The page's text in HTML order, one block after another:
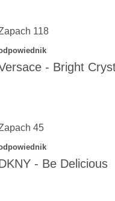
118
- Bright
45
- Be Delicious